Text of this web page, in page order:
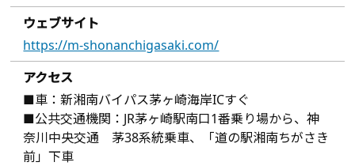
ウェブサイト
https://m-shonanchigasaki.com/
アクセス
■車：新湘南バイパス茅ヶ崎海岸ICすぐ
■公共交通機関：JR茅ヶ崎駅南口1番乗り場から、神
奈川中央交通 茅38系統乗車、「道の駅湘南ちがさき
前」下車